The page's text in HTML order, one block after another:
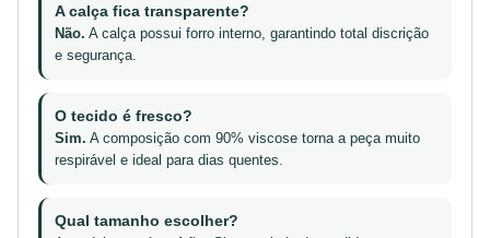
A calça fica transparente?
Não. A calça possui forro interno, garantindo total discrição
e segurança.
O tecido é fresco?
Sim. A composição com 90% viscose torna a peça muito
respirável e ideal para dias quentes.
Qual tamanho escolher?